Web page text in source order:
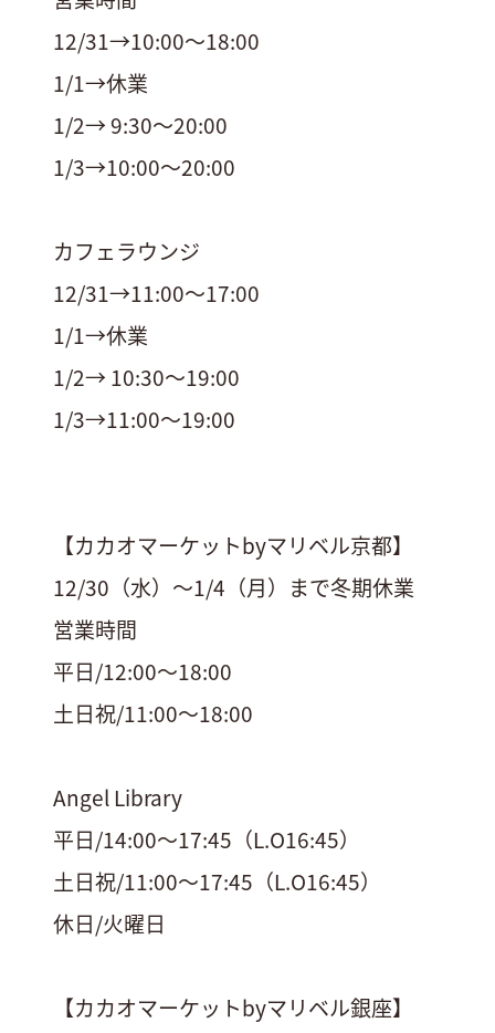
12/31→10:00〜18:00
1/1→休業
1/2→ 9:30〜20:00
1/3→10:00〜20:00
カフェラウンジ
12/31→11:00〜17:00
1/1→休業
1/2→ 10:30〜19:00
1/3→11:00〜19:00
【カカオマーケットbyマリベル京都】
12/30（水）〜1/4（月）まで冬期休業
営業時間
平日/12:00〜18:00
土日祝/11:00〜18:00
Angel Library
平日/14:00〜17:45（L.O16:45）
土日祝/11:00〜17:45（L.O16:45）
休日/火曜日
【カカオマーケットbyマリベル銀座】